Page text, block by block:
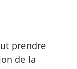
prendre
de la